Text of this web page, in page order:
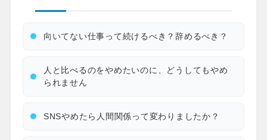
向いてない仕事って続けるべき？辞めるべき？
人と比べるのをやめたいのに、どうしてもやめ
られません
SNSやめたら人間関係って変わりましたか？